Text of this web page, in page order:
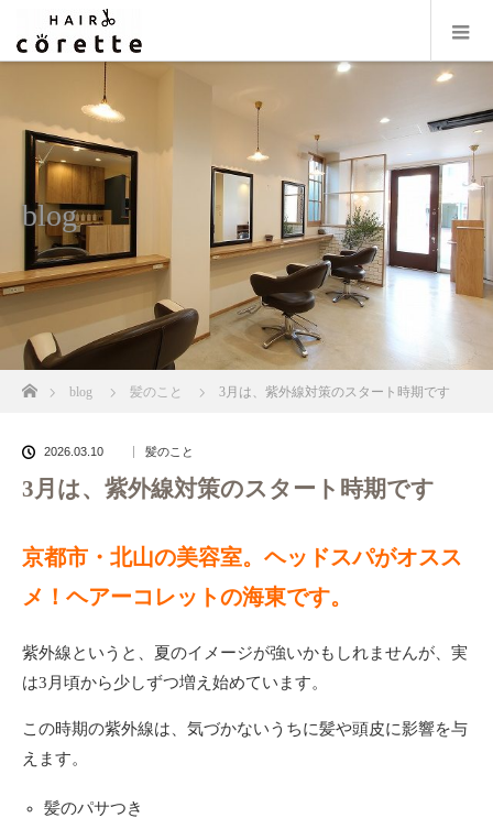
blog
ホームblog 髪のこと 3月は、紫外線対策のスタート時期です
2026.03.10 髪のこと
3月は、紫外線対策のスタート時期です
京都市・北山の美容室。ヘッドスパがオスス
メ！ヘアーコレットの海東です。
紫外線というと、夏のイメージが強いかもしれませんが、実
は3月頃から少しずつ増え始めています。
この時期の紫外線は、気づかないうちに髪や頭皮に影響を与
えます。
髪のパサつき